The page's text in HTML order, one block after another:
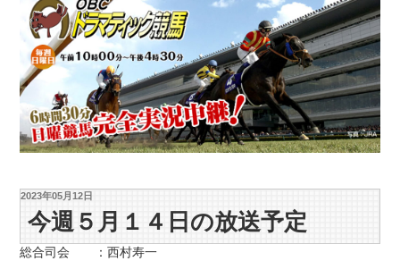
2023年05月12日
今週５月１４日の放送予定
総合司会 ：西村寿一